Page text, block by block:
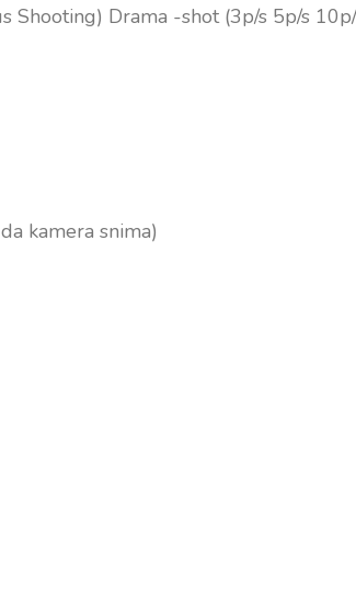
Shooting) Drama -shot (3p/s 5p/s
kamera snima)